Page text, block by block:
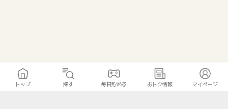
トップ 探す 毎日貯める おトク情報 マイページ